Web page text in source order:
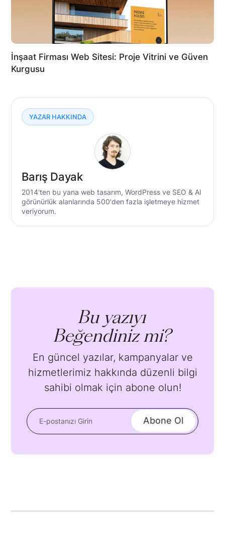
İnşaat Firması Web Sitesi: Proje Vitrini ve Güven
Kurgusu
YAZAR HAKKINDA
Barış Dayak
2014'ten bu yana web tasarım, WordPress ve SEO & AI
görünürlük alanlarında 500'den fazla işletmeye hizmet
veriyorum.
Bu yazıyı
Beğendiniz mi?
En güncel yazılar, kampanyalar ve
hizmetlerimiz hakkında düzenli bilgi
sahibi olmak için abone olun!